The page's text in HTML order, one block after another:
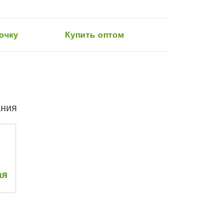
Купить оптом